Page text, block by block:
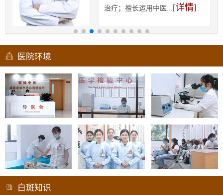
治疗；擅长运用中医...[详情]
医院环境
白斑知识